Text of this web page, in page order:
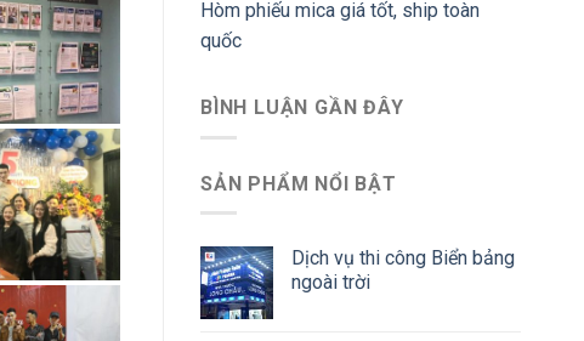
Hòm phiếu mica giá tốt, ship toàn
quốc
BÌNH LUẬN GẦN ĐÂY
SẢN PHẨM NỔI BẬT
Dịch vụ thi công Biển bảng
ngoài trời